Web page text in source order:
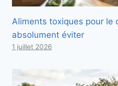
Aliments toxiques pour le
absolument éviter
1 juillet 2026